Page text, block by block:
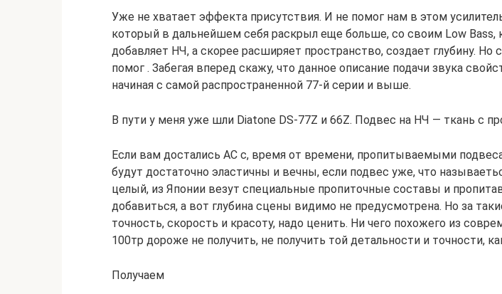
Уже не хватает эффекта присутствия. И не помог нам в этом
который в дальнейшем себя раскрыл еще больше, со своим Low Bass,
добавляет НЧ, а скорее расширяет пространство, создает глубину. Но
помог . Забегая вперед скажу, что данное описание подачи звука
начиная с самой распространенной 77-й серии и выше.
В пути у меня уже шли Diatone DS-77Z и 66Z. Подвес на НЧ — ткань с
Если вам достались АС с, время от времени, пропитываемыми
будут достаточно эластичны и вечны, если подвес уже, что
целый, из Японии везут специальные пропиточные составы и
добавиться, а вот глубина сцены видимо не предусмотрена. Но за
точность, скорость и красоту, надо ценить. Ни чего похожего из
100тр дороже не получить, не получить той детальности и точности,
Получаем